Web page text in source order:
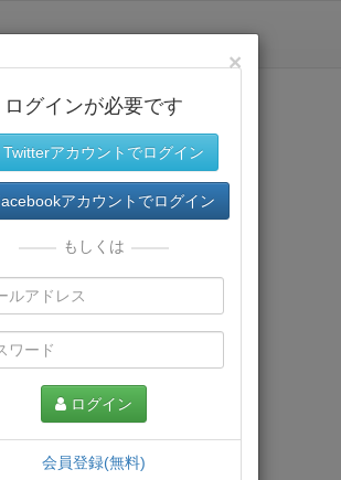
×
ログインが必要です
Twitterアカウントでログイン
アカウントでログイン
もしくは
ログイン
会員登録(無料)